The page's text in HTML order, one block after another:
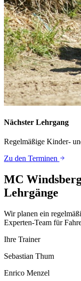
Nächster Lehrgang
Regelmäßige Kinder-
Zu den Terminen
MC
Lehrgänge
Wir planen ein
Experten-Team für
Ihre Trainer
Sebastian Thum
Enrico Menzel